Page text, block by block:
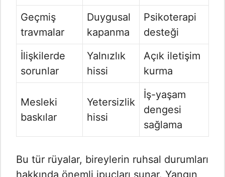
Geçmiş
travmalar
Duygusal
kapanma
Psikoterapi
desteği
İlişkilerde
sorunlar
Yalnızlık
hissi
Açık iletişim
kurma
Mesleki
baskılar
Yetersizlik
hissi
İş-yaşam
dengesi
sağlama
Bu tür rüyalar, bireylerin ruhsal durumları
hakkında önemli ipuçları sunar. Yangın